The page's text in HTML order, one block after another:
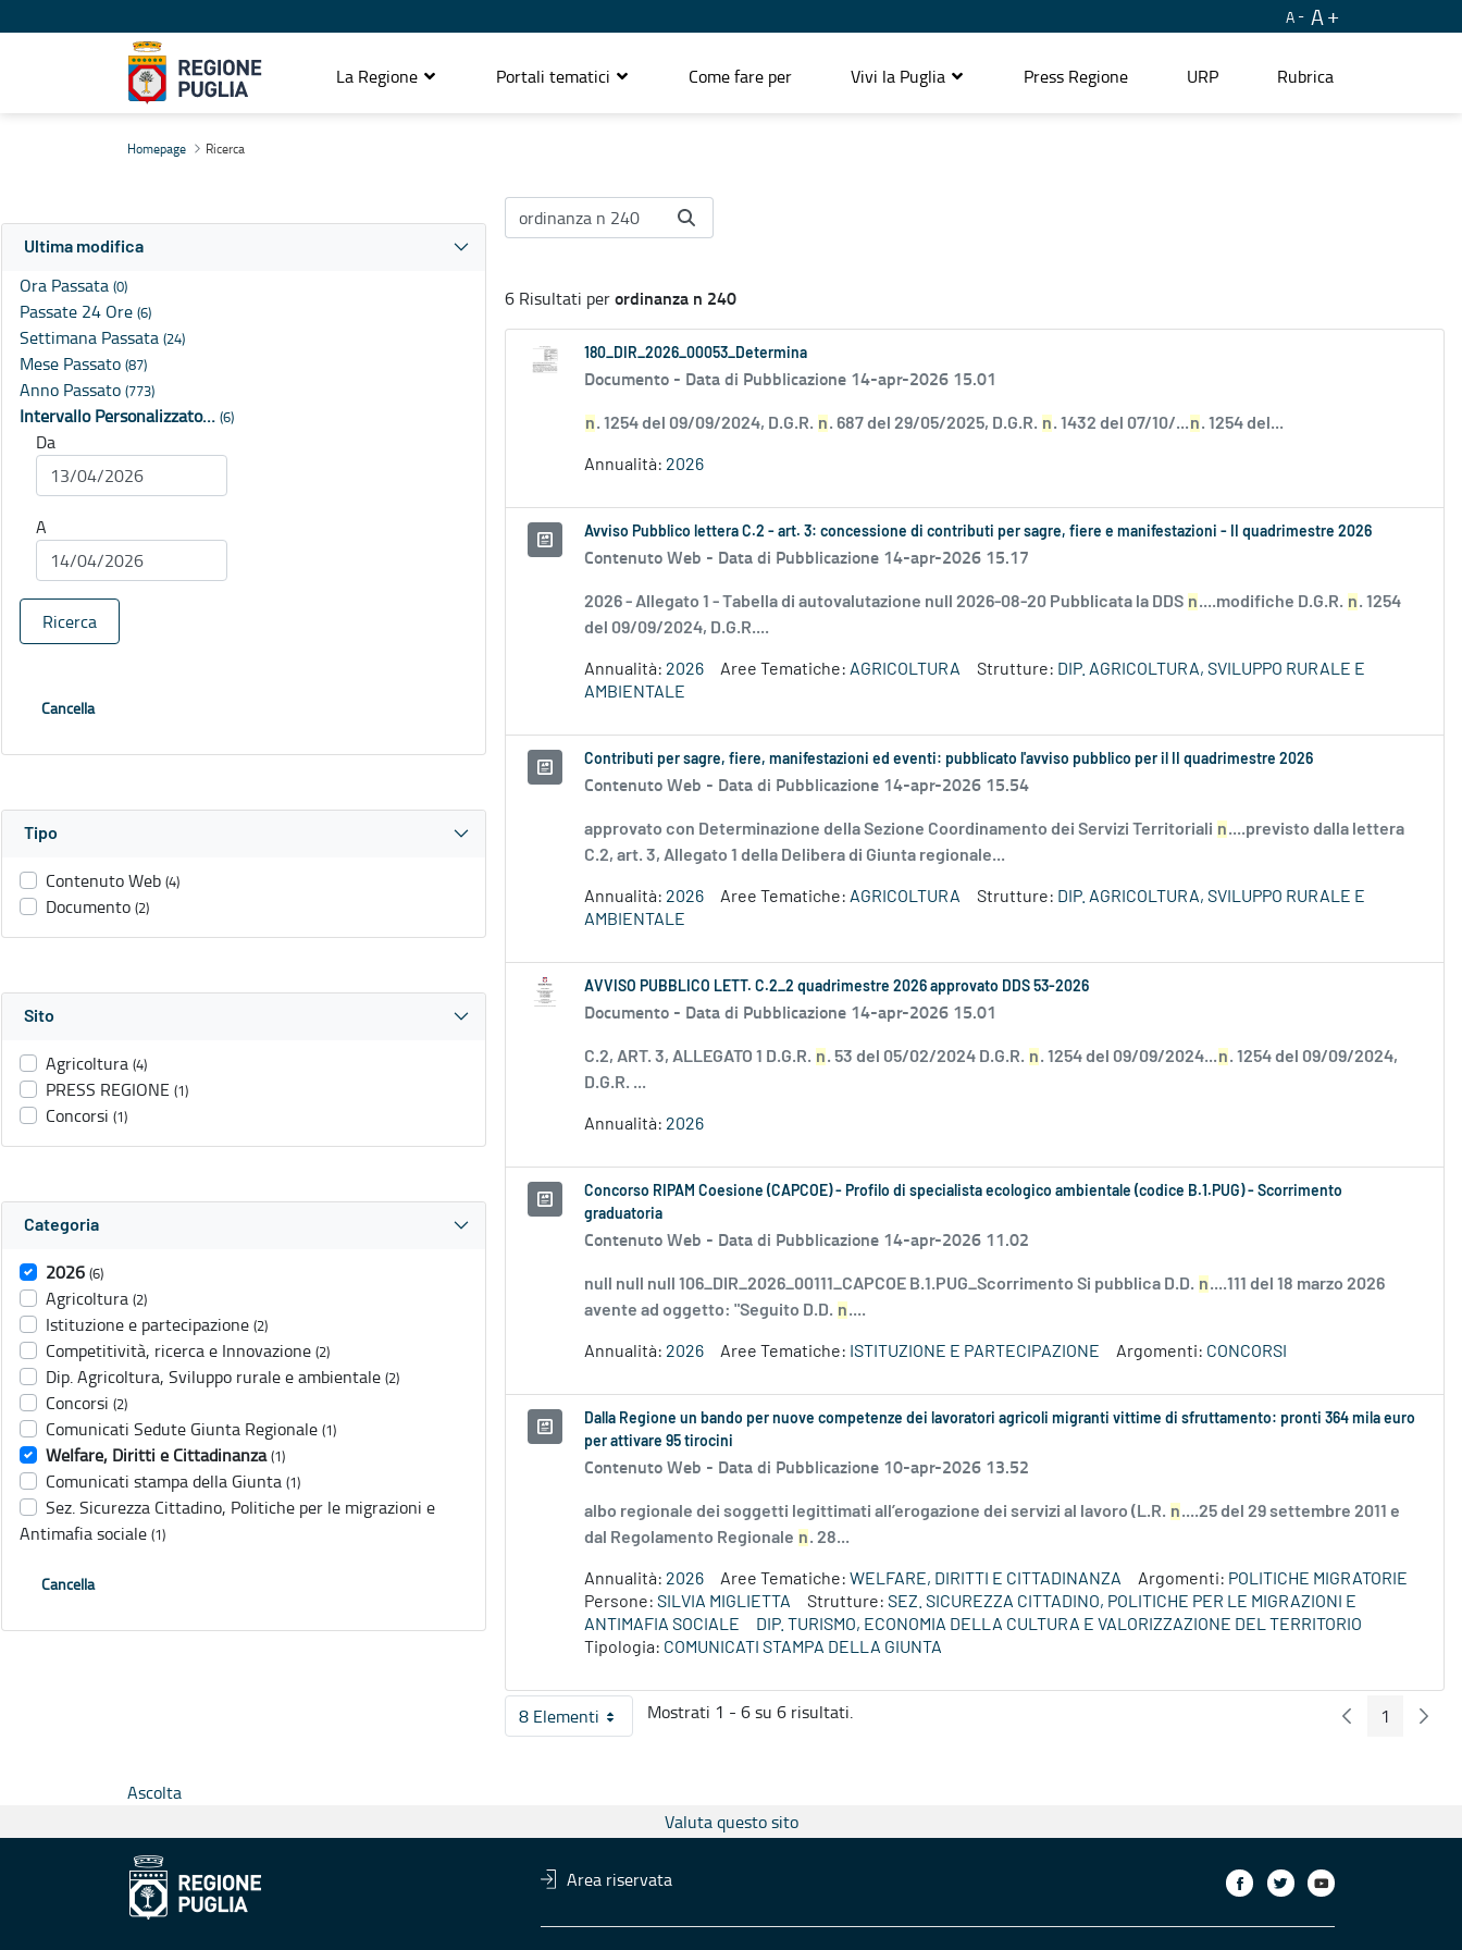
A A
La Regione Portali tematici Come fare per Vivi la Puglia Press Regione URP Rubrica
Homepage Ricerca
Ultima modifica
Ora Passata (0)
Passate 24 Ore (6)
Settimana Passata (24)
Mese Passato (87)
Anno Passato (773)
Intervallo Personalizzato… (6)
Da
A
Ricerca
Cancella
Tipo
Contenuto Web (4)
Documento (2)
Sito
Agricoltura (4)
PRESS REGIONE (1)
Concorsi (1)
Categoria
2026 (6)
Agricoltura (2)
Istituzione e partecipazione (2)
Competitività, ricerca e Innovazione (2)
Dip. Agricoltura, Sviluppo rurale e ambientale (2)
Concorsi (2)
Comunicati Sedute Giunta Regionale (1)
Welfare, Diritti e Cittadinanza (1)
Comunicati stampa della Giunta (1)
Sez. Sicurezza Cittadino, Politiche per le migrazioni e
Antimafia sociale (1)
Cancella
6 Risultati perordinanza n 240
180_DIR_2026_00053_Determina
Documento - Data di Pubblicazione 14-apr-2026 15.01
n. 1254 del 09/09/2024, D.G.R. n. 687 del 29/05/2025, D.G.R. n. 1432 del 07/10/...n. 1254 del...
Annualità: 2026
Avviso Pubblico lettera C.2 - art. 3: concessione di contributi per sagre, fiere e manifestazioni - II quadrimestre 2026
Contenuto Web - Data di Pubblicazione 14-apr-2026 15.17
2026 - Allegato 1 - Tabella di autovalutazione null 2026-08-20 Pubblicata la DDS n....modifiche D.G.R. n. 1254
del 09/09/2024, D.G.R....
Annualità: 2026 Aree Tematiche: AGRICOLTURA Strutture: DIP. AGRICOLTURA, SVILUPPO RURALE E
AMBIENTALE
Contributi per sagre, fiere, manifestazioni ed eventi: pubblicato l'avviso pubblico per il II quadrimestre 2026
Contenuto Web - Data di Pubblicazione 14-apr-2026 15.54
approvato con Determinazione della Sezione Coordinamento dei Servizi Territoriali n....previsto dalla lettera
C.2, art. 3, Allegato 1 della Delibera di Giunta regionale...
Annualità: 2026 Aree Tematiche: AGRICOLTURA Strutture: DIP. AGRICOLTURA, SVILUPPO RURALE E
AMBIENTALE
AVVISO PUBBLICO LETT. C.2_2 quadrimestre 2026 approvato DDS 53-2026
Documento - Data di Pubblicazione 14-apr-2026 15.01
C.2, ART. 3, ALLEGATO 1 D.G.R. n. 53 del 05/02/2024 D.G.R. n. 1254 del 09/09/2024...n. 1254 del 09/09/2024,
D.G.R. ...
Annualità: 2026
Concorso RIPAM Coesione (CAPCOE) - Profilo di specialista ecologico ambientale (codice B.1.PUG) - Scorrimento
graduatoria
Contenuto Web - Data di Pubblicazione 14-apr-2026 11.02
null null null 106_DIR_2026_00111_CAPCOE B.1.PUG_Scorrimento Si pubblica D.D. n....111 del 18 marzo 2026
avente ad oggetto: "Seguito D.D. n....
Annualità: 2026 Aree Tematiche: ISTITUZIONE E PARTECIPAZIONE Argomenti: CONCORSI
Dalla Regione un bando per nuove competenze dei lavoratori agricoli migranti vittime di sfruttamento: pronti 364 mila euro
per attivare 95 tirocini
Contenuto Web - Data di Pubblicazione 10-apr-2026 13.52
albo regionale dei soggetti legittimati all’erogazione dei servizi al lavoro (L.R. n....25 del 29 settembre 2011 e
dal Regolamento Regionale n. 28...
Annualità: 2026 Aree Tematiche: WELFARE, DIRITTI E CITTADINANZA Argomenti: POLITICHE MIGRATORIE
Persone: SILVIA MIGLIETTA Strutture: SEZ. SICUREZZA CITTADINO, POLITICHE PER LE MIGRAZIONI E
ANTIMAFIA SOCIALE
DIP. TURISMO, ECONOMIA DELLA CULTURA E VALORIZZAZIONE DEL TERRITORIO
Tipologia: COMUNICATI STAMPA DELLA GIUNTA
8 ElementiPer pagina
Mostrati 1 - 6 su 6 risultati. PaginaPagina
1
Ascolta
Valuta questo sito
Area riservata